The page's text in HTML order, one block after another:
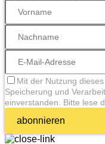
Mit der Nutzung
Speicherung und
einverstanden. Bitte lese
abonnieren